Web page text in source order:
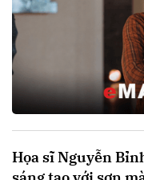
Họa sĩ Nguyễn